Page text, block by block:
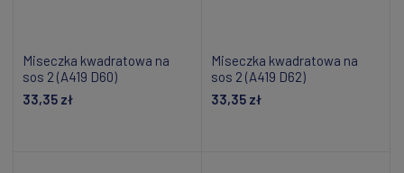
Miseczka kwadratowa na
sos 2 (A419 D60)
33,35 zł
Miseczka kwadratowa na
sos 2 (A419 D62)
33,35 zł